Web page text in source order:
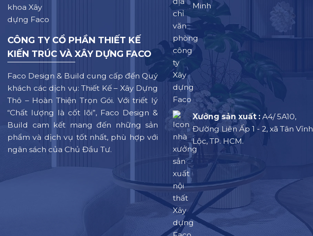
CÔNG TY CỔ PHẦN THIẾT KẾ
KIẾN TRÚC VÀ XÂY DỰNG FACO
Faco Design & Build cung cấp đến Quý
khách các dịch vụ: Thiết Kế – Xây Dựng
Thô – Hoàn Thiện Trọn Gói. Với triết lý
“Chất lượng là cốt lõi”, Faco Design &
Build cam kết mang đến những sản
phẩm và dịch vụ tốt nhất, phù hợp với
ngân sách của Chủ Đầu Tư.
Minh
Xưởng sản xuất :A4/ 5A10,
Đường Liên Ấp 1 - 2, xã Tân Vĩnh
Lộc, TP. HCM.